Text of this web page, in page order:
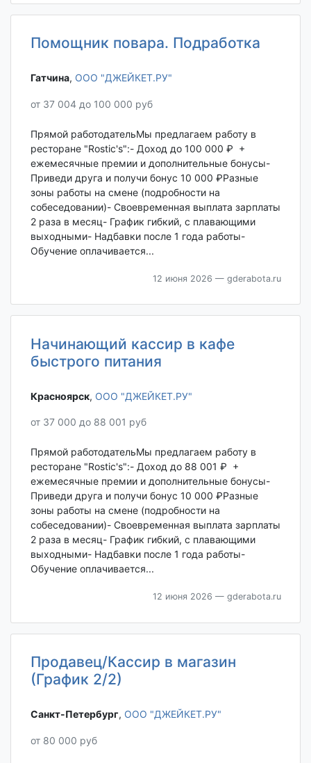
Помощник повара. Подработка
Гатчина‎, ООО "ДЖЕЙКЕТ.РУ"
от 37 004 до 100 000 руб
Прямой работодательМы предлагаем работу в
ресторане "Rostic's":- Доход до 100 000 ₽ +
ежемесячные премии и дополнительные бонусы-
Приведи друга и получи бонус 10 000 ₽Разные
зоны работы на смене (подробности на
собеседовании)- Своевременная выплата зарплаты
2 раза в месяц- График гибкий, с плавающими
выходными- Надбавки после 1 года работы-
Обучение оплачивается...
12 июня 2026 — gderabota.ru
Начинающий кассир в кафе
быстрого питания
Красноярск‎, ООО "ДЖЕЙКЕТ.РУ"
от 37 000 до 88 001 руб
Прямой работодательМы предлагаем работу в
ресторане "Rostic's":- Доход до 88 001 ₽ +
ежемесячные премии и дополнительные бонусы-
Приведи друга и получи бонус 10 000 ₽Разные
зоны работы на смене (подробности на
собеседовании)- Своевременная выплата зарплаты
2 раза в месяц- График гибкий, с плавающими
выходными- Надбавки после 1 года работы-
Обучение оплачивается...
12 июня 2026 — gderabota.ru
Продавец/Кассир в магазин
(График 2/2)
Санкт-Петербург‎, ООО "ДЖЕЙКЕТ.РУ"
от 80 000 руб